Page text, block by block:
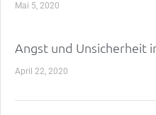
Mai 5, 2020
Angst und Unsicherheit
April 22, 2020